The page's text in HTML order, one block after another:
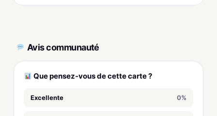
Avis communauté
Que pensez-vous de cette carte ?
Excellente 0%